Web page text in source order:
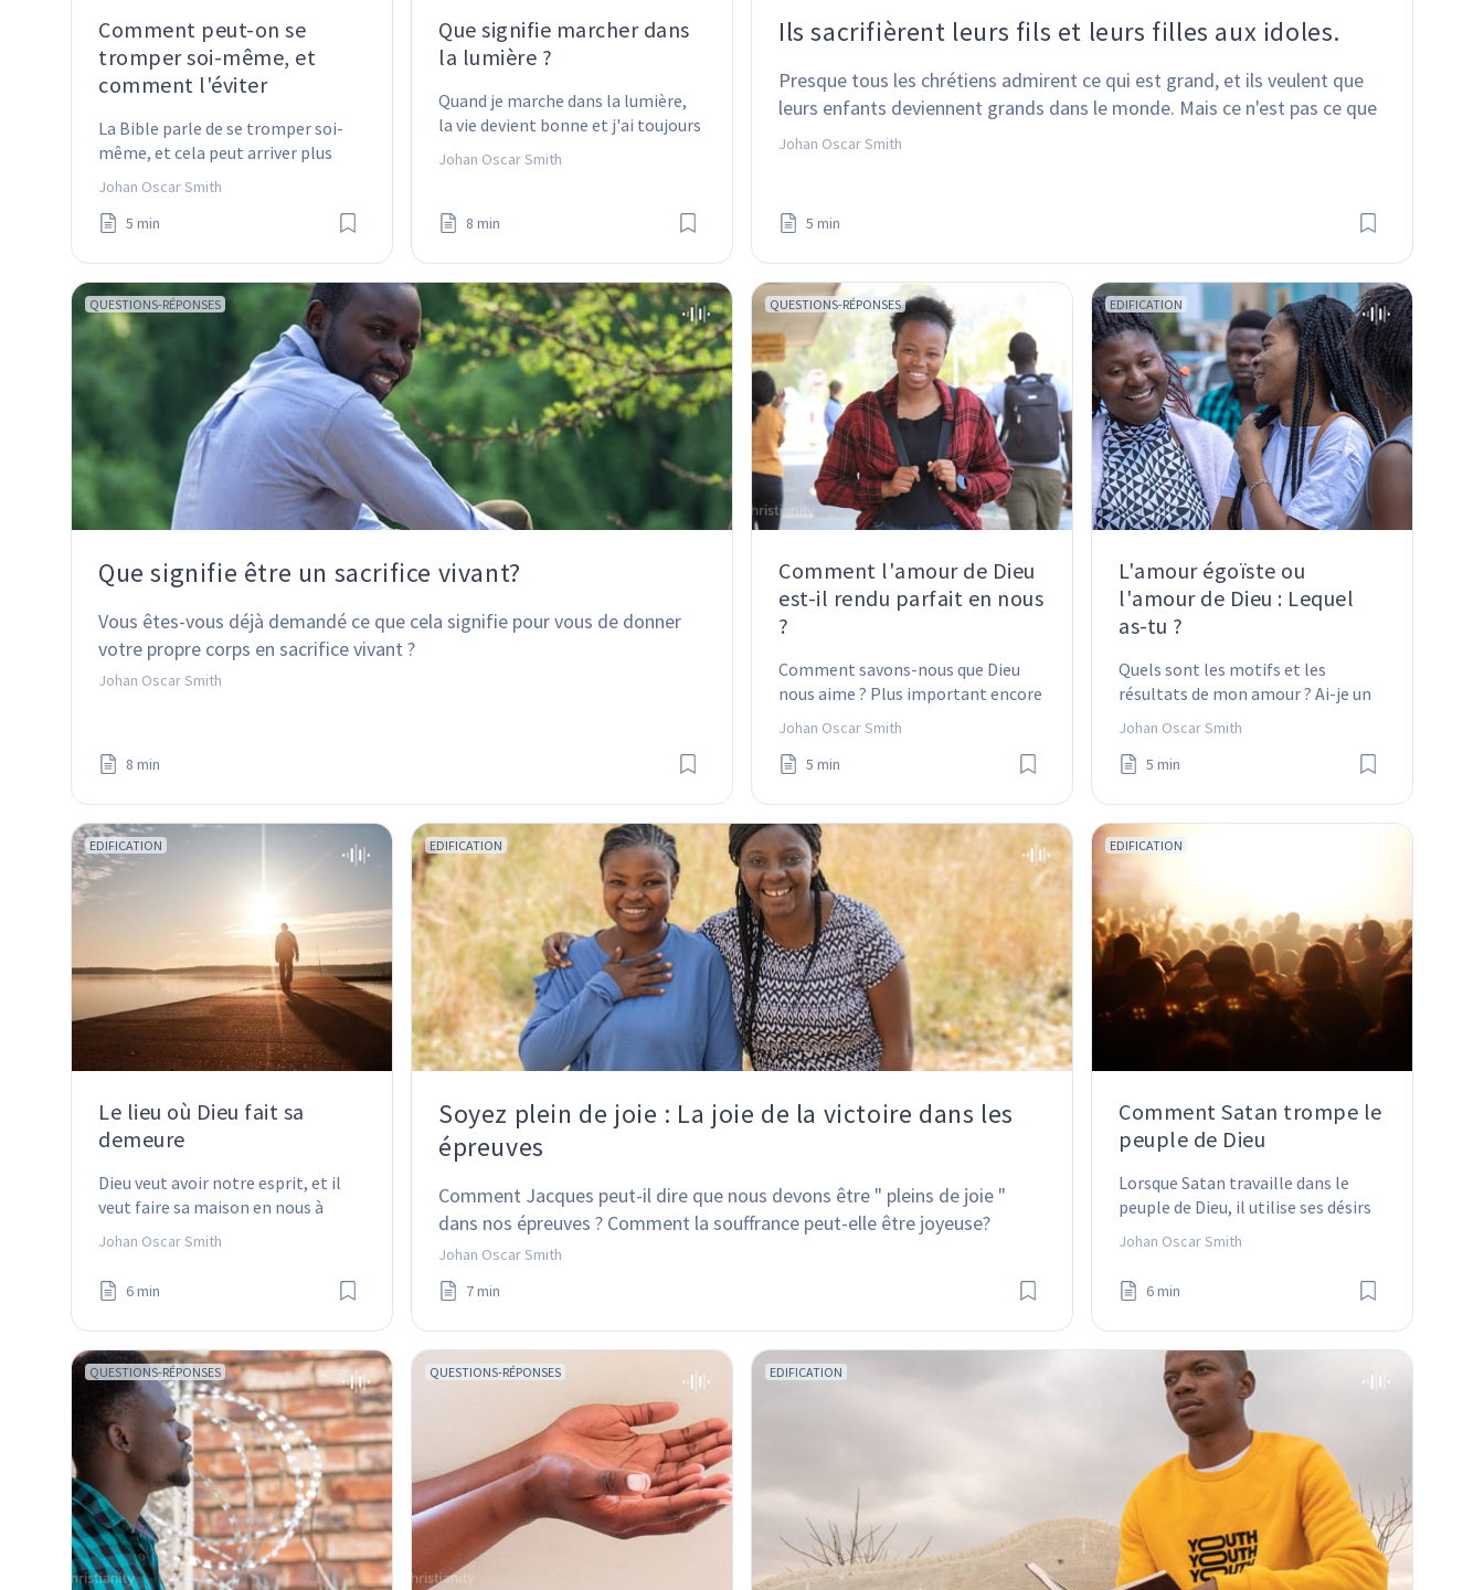
Comment peut-on se
tromper soi-même, et
comment l'éviter
La Bible parle de se tromper soi-
même, et cela peut arriver plus
facilement que tu ne le penses.
de l'éviter.
Johan Oscar Smith
5 min
Que signifie marcher dans
la lumière ?
Quand je marche dans la lumière,
la vie devient bonne et j'ai toujours
bonne conscience. Mais comment
Johan Oscar Smith
8 min
Ils sacrifièrent leurs fils et leurs filles aux idoles.
Presque tous les chrétiens admirent ce qui est grand, et ils veulent que
leurs enfants deviennent grands dans le monde. Mais ce n'est pas ce que
Dieu veut pour nous !
Johan Oscar Smith
5 min
QUESTIONS-RÉPONSES
Que signifie être un sacrifice vivant?
Vous êtes-vous déjà demandé ce que cela signifie pour vous de donner
votre propre corps en sacrifice vivant ?
Johan Oscar Smith
8 min
QUESTIONS-RÉPONSES
Comment l'amour de Dieu
est-il rendu parfait en nous
?
Comment savons-nous que Dieu
nous aime ? Plus important encore
: Comment Dieu sait-il que nous
Johan Oscar Smith
5 min
EDIFICATION
L'amour égoïste ou
l'amour de Dieu : Lequel
as-tu ?
Quels sont les motifs et les
résultats de mon amour ? Ai-je un
amour qui ne pense qu'à moi ou un
vie ?
Johan Oscar Smith
5 min
EDIFICATION
Le lieu où Dieu fait sa
demeure
Dieu veut avoir notre esprit, et il
veut faire sa maison en nous à
nouveau. Comment s'y prend-il ?
Johan Oscar Smith
6 min
EDIFICATION
Soyez plein de joie : La joie de la victoire dans les
épreuves
Comment Jacques peut-il dire que nous devons être " pleins de joie "
dans nos épreuves ? Comment la souffrance peut-elle être joyeuse?
Johan Oscar Smith
7 min
EDIFICATION
Comment Satan trompe le
peuple de Dieu
Lorsque Satan travaille dans le
peuple de Dieu, il utilise ses désirs
naturels et les choses qui
Johan Oscar Smith
6 min
QUESTIONS-RÉPONSES QUESTIONS-RÉPONSES EDIFICATION